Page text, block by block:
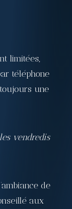
limitées,
téléphone
une
vendredis
de
aux